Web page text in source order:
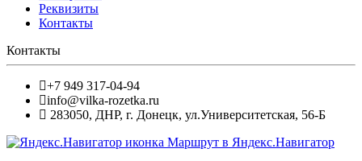
Реквизиты
Контакты
Контакты
+7 949 317-04-94
info@vilka-rozetka.ru
283050, ДНР, г. Донецк, ул.Университетская, 56-Б
Маршрут в Яндекс.Навигатор